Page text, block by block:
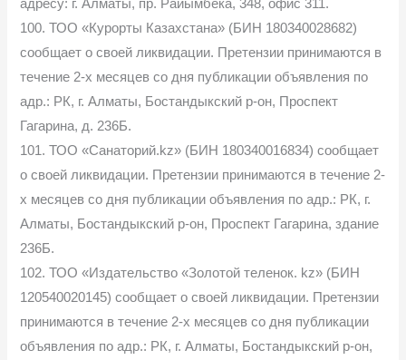
адресу: г. Алматы, пр. Райымбека, 348, офис 311.
100. ТОО «Курорты Казахстана» (БИН 180340028682)
сообщает о своей ликвидации. Претензии принимаются в
течение 2-х месяцев со дня публикации объявления по
адр.: РК, г. Алматы, Бостандыкский р-он, Проспект
Гагарина, д. 236Б.
101. ТОО «Санаторий.kz» (БИН 180340016834) сообщает
о своей ликвидации. Претензии принимаются в течение 2-
х месяцев со дня публикации объявления по адр.: РК, г.
Алматы, Бостандыкский р-он, Проспект Гагарина, здание
236Б.
102. ТОО «Издательство «Золотой теленок. kz» (БИН
120540020145) сообщает о своей ликвидации. Претензии
принимаются в течение 2-х месяцев со дня публикации
объявления по адр.: РК, г. Алматы, Бостандыкский р-он,